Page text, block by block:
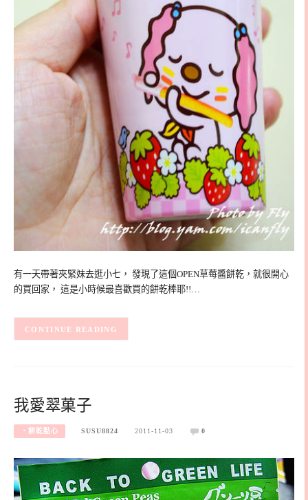
有一天帶著夾緊妹去逛小七， 發現了這個OPEN草莓醬餅乾，就很開心
的買回家， 這是小時候最喜歡買的餅乾棒耶!!…
CONTINUE READING
我愛翠菓子
‧餅乾點心 SUSU8824 2011-11-03 0